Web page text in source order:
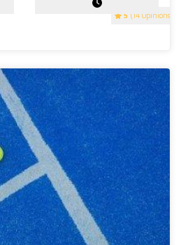
5 (14 Opinions)